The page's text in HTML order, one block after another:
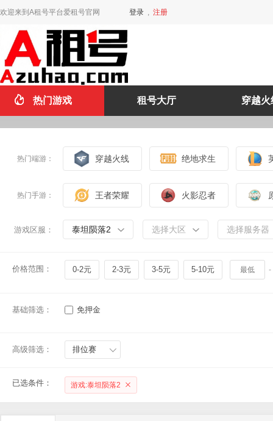
欢迎来到A租号平台爱租号官网 登录 , 注册
热门游戏 租号大厅 穿越火
热门端游： 穿越火线 绝地求生
热门手游： 王者荣耀 火影忍者
游戏区服： 泰坦陨落2 选择大区 选择服务器
价格范围： 0-2元 2-3元 3-5元 5-10元 -
基础筛选： 免押金
高级筛选： 排位赛
已选条件： 游戏:泰坦陨落2